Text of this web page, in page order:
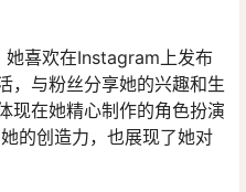
她喜欢在Instagram上发布
，与粉丝分享她的兴趣和生
现在她精心制作的角色扮演
的创造力，也展现了她对